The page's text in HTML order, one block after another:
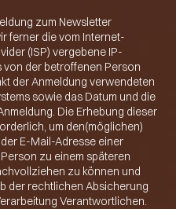
zum Newsletter
ferner die vom Internet-
(ISP) vergebene IP-
von der betroffenen Person
der Anmeldung verwendeten
sowie das Datum und die
Die Erhebung dieser
um den(möglichen)
E-Mail-Adresse einer
zu einem späteren
zu können und
der rechtlichen Absicherung
Verantwortlichen.